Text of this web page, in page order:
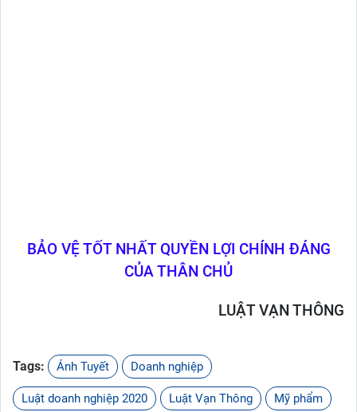
BẢO VỆ TỐT NHẤT QUYỀN LỢI CHÍNH ĐÁNG
CỦA THÂN CHỦ
LUẬT VẠN THÔNG
Tags: Ánh Tuyết Doanh nghiệp
Luật doanh nghiệp 2020 Luật Vạn Thông Mỹ phẩm